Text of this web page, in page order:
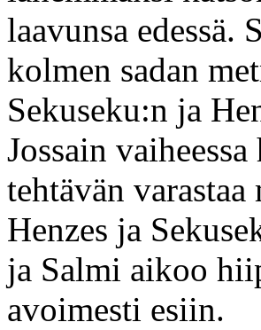
laavunsa edessä.
kolmen sadan
Sekuseku:n ja
Jossain
tehtävän
Henzes ja
ja Salmi aikoo
avoimesti esiin.